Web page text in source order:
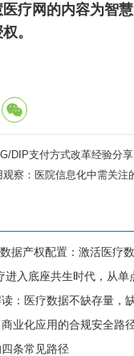
疗网的内容为智
。
DIP支付方式改革经验分享
观察：医院信息化中需关注
配置：激活医疗数据价值的关键规则
座共生时代，从单点智能走向全域协
据不缺存量，缺可复用的高质量数据
业化应用的合规安全路
条常见路径